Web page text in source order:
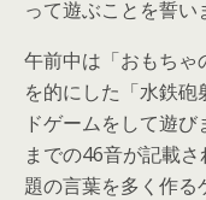
って遊ぶことを誓い
午前中は「おもちゃ
を的にした「水鉄
ドゲームをして遊び
までの46音が記載
題の言葉を多く作る